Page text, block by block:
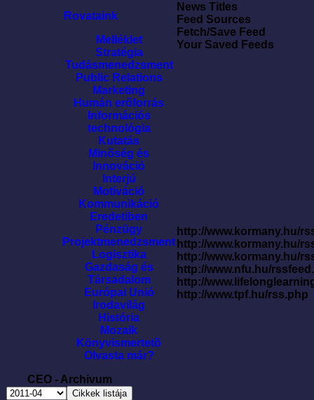
Rovataink
Melléklet
Stratégia
Tudásmenedzsment
Public Relations
Marketing
Humán erõforrás
Információs
technológia
Kutatás
Minõség és
Innováció
Interjú
Motíváció
Kommunikáció
Eredetiben
Pénzügy
Projektmenedzsment
Logisztika
Gazdaság és
Társadalom
Európai Unió
Irodavilág
História
Mozaik
Könyvismertetõ
Olvasta már?
CEO - Archivum
News Titles
Feed Sources
Fetch/Save Feed
Your Saved Feeds
http://www.kormany.hu/
http://www.kormany.hu/
http://www.kormany.hu/
http://www.nfu.hu/
http://
http://www.tpf.hu/rss.php